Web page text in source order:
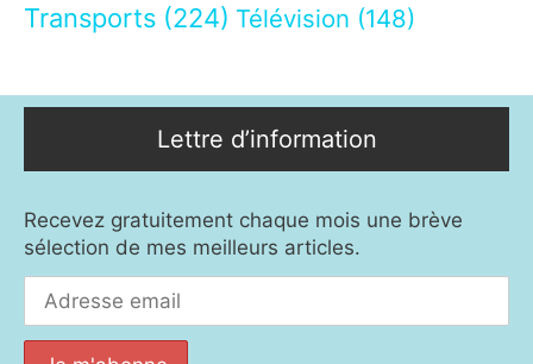
Transports (224) Télévision (148)
Lettre d’information
Recevez gratuitement chaque mois une brève
sélection de mes meilleurs articles.